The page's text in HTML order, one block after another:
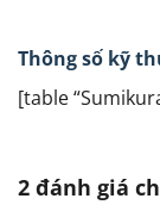
Thông số kỹ
[table
2 đánh giá